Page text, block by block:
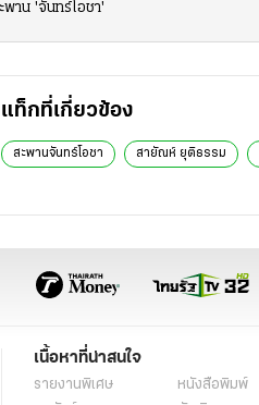
พาน 'จันทร์โอชา'
แท็กที่เกี่ยวข้อง
สะพานจันทร์โอชา สายัณห์ ยุติธรรม
เนื้อหาที่น่าสนใจ
รายงานพิเศษ
หนังสือพิมพ์